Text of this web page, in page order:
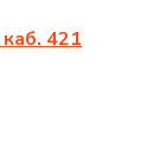
каб. 421